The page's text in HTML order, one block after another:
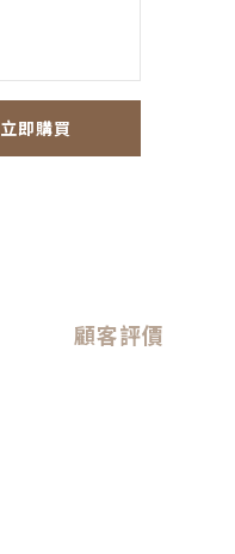
立即購買
顧客評價